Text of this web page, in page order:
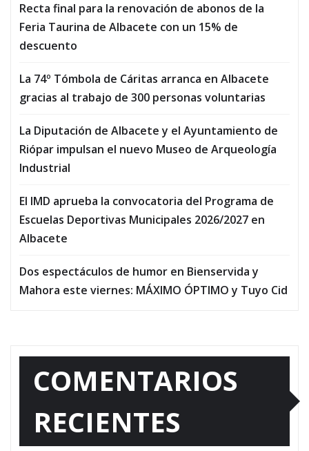
Recta final para la renovación de abonos de la
Feria Taurina de Albacete con un 15% de
descuento
La 74º Tómbola de Cáritas arranca en Albacete
gracias al trabajo de 300 personas voluntarias
La Diputación de Albacete y el Ayuntamiento de
Riópar impulsan el nuevo Museo de Arqueología
Industrial
El IMD aprueba la convocatoria del Programa de
Escuelas Deportivas Municipales 2026/2027 en
Albacete
Dos espectáculos de humor en Bienservida y
Mahora este viernes: MÁXIMO ÓPTIMO y Tuyo Cid
COMENTARIOS
RECIENTES